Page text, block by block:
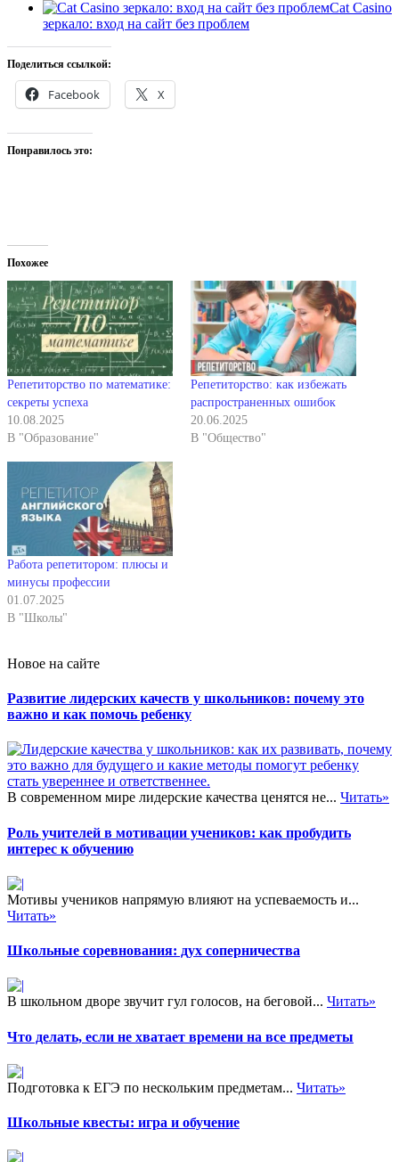
Cat Casino
зеркало: вход на сайт без проблем
Поделиться ссылкой:
Facebook X
Понравилось это:
Похожее
Репетиторство по математике:
секреты успеха
10.08.2025
В "Образование"
Репетиторство: как избежать
распространенных ошибок
20.06.2025
В "Общество"
Работа репетитором: плюсы и
минусы профессии
01.07.2025
В "Школы"
Новое на сайте
Развитие лидерских качеств у школьников: почему это
важно и как помочь ребенку
В современном мире лидерские качества ценятся не... Читать»
Роль учителей в мотивации учеников: как пробудить
интерес к обучению
Мотивы учеников напрямую влияют на успеваемость и...
Читать»
Школьные соревнования: дух соперничества
В школьном дворе звучит гул голосов, на беговой... Читать»
Что делать, если не хватает времени на все предметы
Подготовка к ЕГЭ по нескольким предметам... Читать»
Школьные квесты: игра и обучение